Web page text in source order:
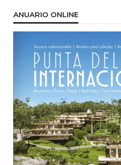
ANUARIO ONLINE